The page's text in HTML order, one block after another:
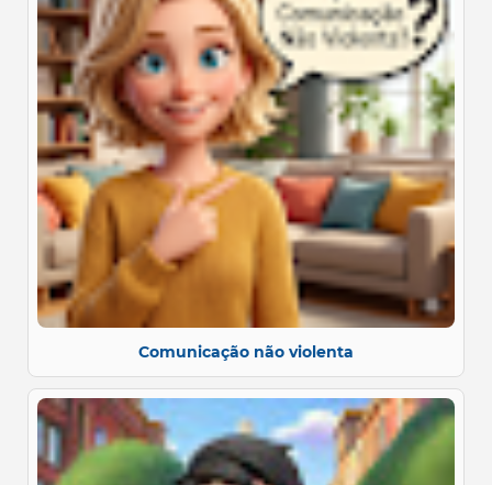
Comunicação não violenta